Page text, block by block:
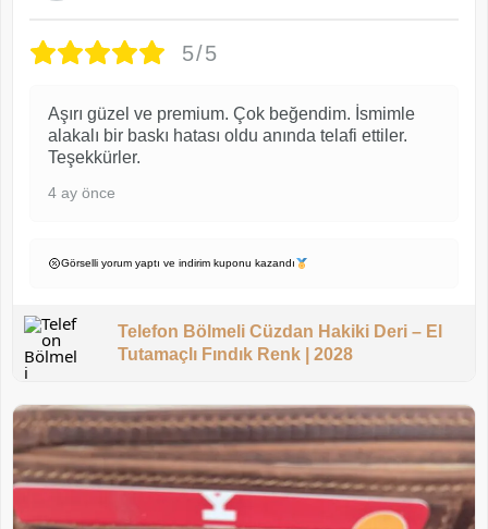
5/5
Aşırı güzel ve premium. Çok beğendim. İsmimle
alakalı bir baskı hatası oldu anında telafi ettiler.
Teşekkürler.
4 ay önce
Görselli yorum yaptı ve indirim kuponu kazandı
Telefon Bölmeli Cüzdan Hakiki Deri – El
Tutamaçlı Fındık Renk | 2028